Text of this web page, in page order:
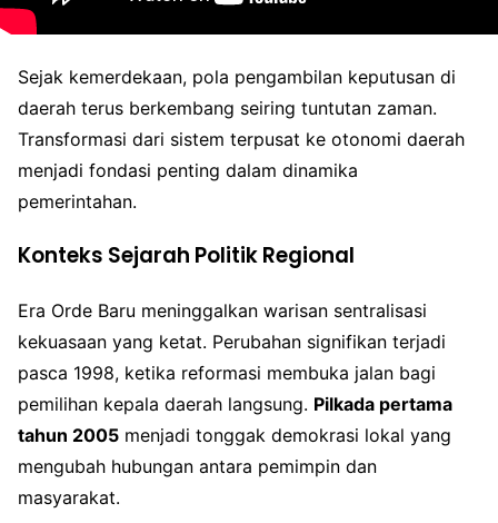
Sejak kemerdekaan, pola pengambilan keputusan di
daerah terus berkembang seiring tuntutan zaman.
Transformasi dari sistem terpusat ke otonomi daerah
menjadi fondasi penting dalam dinamika
pemerintahan.
Konteks Sejarah Politik Regional
Era Orde Baru meninggalkan warisan sentralisasi
kekuasaan yang ketat. Perubahan signifikan terjadi
pasca 1998, ketika reformasi membuka jalan bagi
pemilihan kepala daerah langsung. Pilkada pertama
tahun 2005 menjadi tonggak demokrasi lokal yang
mengubah hubungan antara pemimpin dan
masyarakat.